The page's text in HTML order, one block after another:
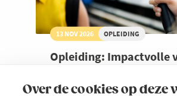
Over de cookies op deze
13 NOV 2026 OPLEIDING
Opleiding: Impactvolle
smartphone